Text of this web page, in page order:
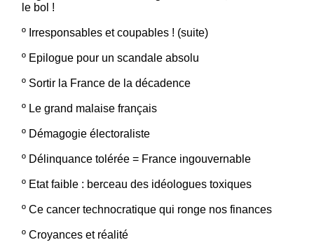
le bol !
º Irresponsables et coupables ! (suite)
º Epilogue pour un scandale absolu
º Sortir la France de la décadence
º Le grand malaise français
º Démagogie électoraliste
º Délinquance tolérée = France ingouvernable
º Etat faible : berceau des idéologues toxiques
º Ce cancer technocratique qui ronge nos finances
º Croyances et réalité